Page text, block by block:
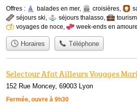
Offres : balades en mer, croisières
séjours ski
séjours thalasso
voyages de noce
week-ends en
Horaires Téléphone
Selectour Afat Ailleurs Voyages
152 Rue Moncey, 69003 Lyon
Fermée, ouvre à 9h30